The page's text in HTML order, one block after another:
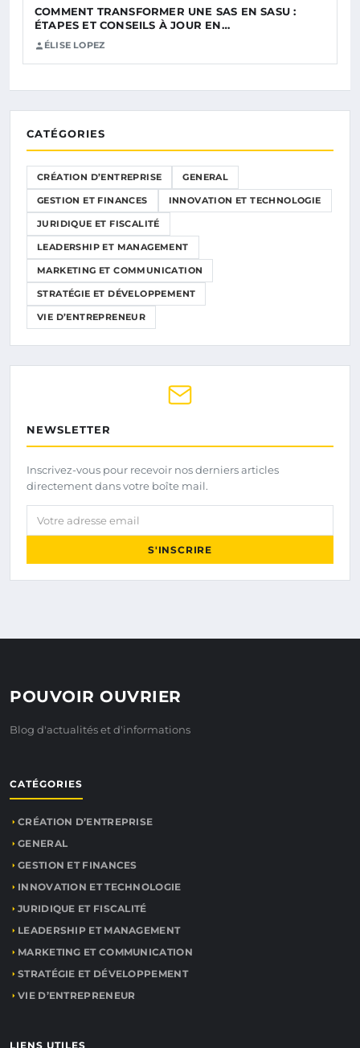
COMMENT TRANSFORMER UNE SAS EN SASU :
ÉTAPES ET CONSEILS À JOUR EN…
ÉLISE LOPEZ
CATÉGORIES
CRÉATION D’ENTREPRISE GENERAL
GESTION ET FINANCES INNOVATION ET TECHNOLOGIE
JURIDIQUE ET FISCALITÉ
LEADERSHIP ET MANAGEMENT
MARKETING ET COMMUNICATION
STRATÉGIE ET DÉVELOPPEMENT
VIE D’ENTREPRENEUR
NEWSLETTER
Inscrivez-vous pour recevoir nos derniers articles
directement dans votre boîte mail.
Votre adresse email
S'INSCRIRE
POUVOIR OUVRIER
Blog d'actualités et d'informations
CATÉGORIES
CRÉATION D’ENTREPRISE
GENERAL
GESTION ET FINANCES
INNOVATION ET TECHNOLOGIE
JURIDIQUE ET FISCALITÉ
LEADERSHIP ET MANAGEMENT
MARKETING ET COMMUNICATION
STRATÉGIE ET DÉVELOPPEMENT
VIE D’ENTREPRENEUR
LIENS UTILES